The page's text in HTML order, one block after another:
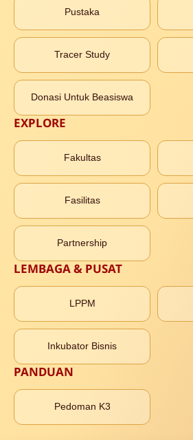
Pustaka
Tracer Study
Donasi Untuk Beasiswa
EXPLORE
Fakultas
Fasilitas
Partnership
LEMBAGA & PUSAT
LPPM
Inkubator Bisnis
PANDUAN
Pedoman K3